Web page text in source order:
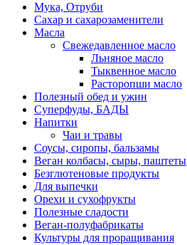
Мука, Отруби
Сахар и сахарозаменители
Масла
Свежедавленное масло
Льняное масло
Тыквенное масло
Расторопши масло
Полезный обед и ужин
Суперфуды, БАДЫ
Напитки
Чаи и травы
Соусы, сиропы, бальзамы
Веган колбасы, сыры, паштеты
Безглютеновые продукты
Для выпечки
Орехи и сухофрукты
Полезные сладости
Веган-полуфабрикаты
Культуры для проращивания